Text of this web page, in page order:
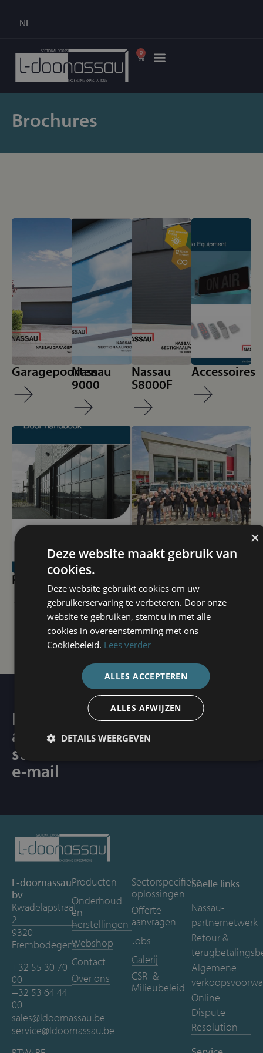
NL
0
Brochures
Garagepoorten
Nassau
9000
Nassau
S8000F
Accessoires
Poorthandboek
Plan een
afspraak of
stuur ons een
e-mail
Contacteer ons
L-doornassau
bv
Kwadelapstraat
2
9320
Erembodegem
+32 55 30 70
00
+32 53 64 44
00
sales@ldoornassau.be
service@ldoornassau.be
Producten
Onderhoud
en
herstellingen
Webshop
Contact
Over ons
Sectorspecifieke
oplossingen
Offerte
aanvragen
Jobs
Galerij
CSR- &
Milieubeleid
Snelle links
Nassau-
partnernetwerk
Retour &
Algemene
Online
Dispute
Resolution
×
Deze website maakt gebruik van
cookies.
Deze website gebruikt cookies om uw
gebruikerservaring te verbeteren. Door onze
website te gebruiken, stemt u in met alle
cookies in overeenstemming met ons
Cookiebeleid. Lees verder
ALLES ACCEPTEREN
ALLES AFWIJZEN
DETAILS WEERGEVEN